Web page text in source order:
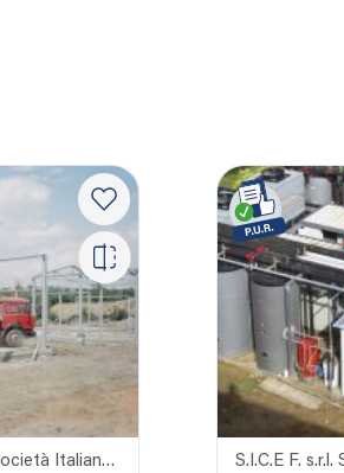
S.I.C.E F. s.r.l. Società Italiana Costruzioni e forniture